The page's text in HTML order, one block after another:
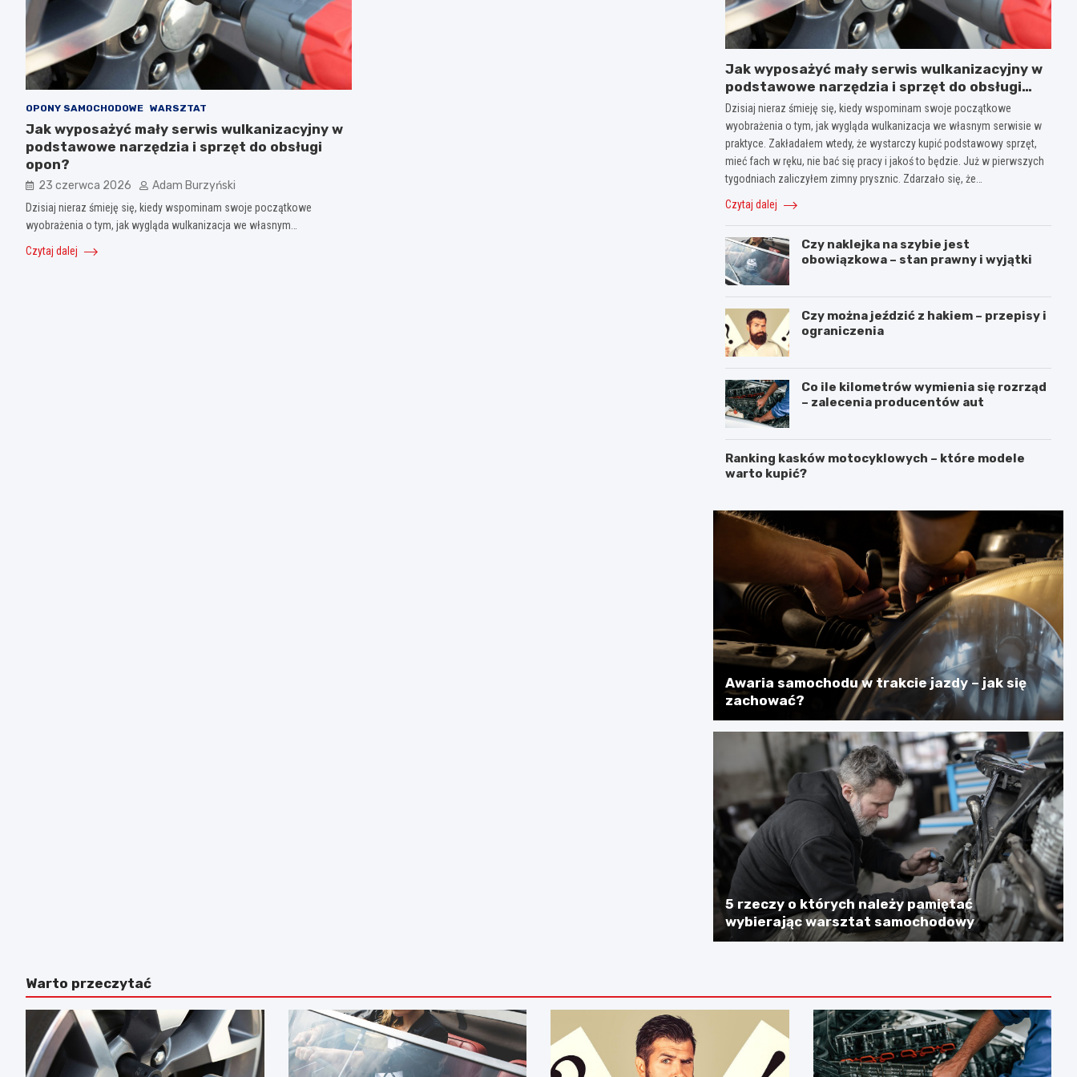
OPONY SAMOCHODOWE WARSZTAT
Jak wyposażyć mały serwis wulkanizacyjny w
podstawowe narzędzia i sprzęt do obsługi
opon?
23 czerwca 2026 Adam Burzyński
Dzisiaj nieraz śmieję się, kiedy wspominam swoje początkowe
wyobrażenia o tym, jak wygląda wulkanizacja we własnym…
Czytaj dalej
Jak wyposażyć mały serwis wulkanizacyjny w
podstawowe narzędzia i sprzęt do obsługi
opon?
Dzisiaj nieraz śmieję się, kiedy wspominam swoje początkowe
wyobrażenia o tym, jak wygląda wulkanizacja we własnym serwisie w
praktyce. Zakładałem wtedy, że wystarczy kupić podstawowy sprzęt,
mieć fach w ręku, nie bać się pracy i jakoś to będzie. Już w pierwszych
tygodniach zaliczyłem zimny prysznic. Zdarzało się, że…
Czytaj dalej
Czy naklejka na szybie jest
obowiązkowa – stan prawny i wyjątki
Czy można jeździć z hakiem – przepisy i
ograniczenia
Co ile kilometrów wymienia się rozrząd
– zalecenia producentów aut
Ranking kasków motocyklowych – które modele
warto kupić?
Awaria samochodu w trakcie jazdy – jak się
zachować?
5 rzeczy o których należy pamiętać
wybierając warsztat samochodowy
Warto przeczytać